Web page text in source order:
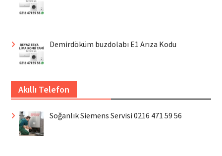
Demirdöküm buzdolabı E1 Arıza Kodu
Akıllı Telefon
Soğanlık Siemens Servisi 0216 471 59 56